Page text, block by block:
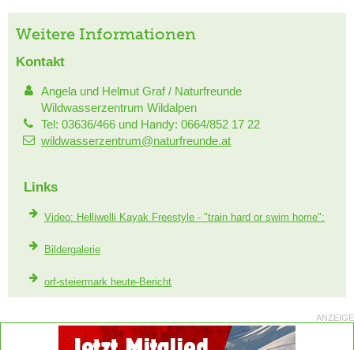
Weitere Informationen
Kontakt
Angela und Helmut Graf / Naturfreunde
Wildwasserzentrum Wildalpen
Tel: 03636/466 und Handy: 0664/852 17 22
wildwasserzentrum@naturfreunde.at
Links
Video: Helliwelli Kayak Freestyle - "train hard or swim home":
Bildergalerie
orf-steiermark heute-Bericht
ANZEIGE